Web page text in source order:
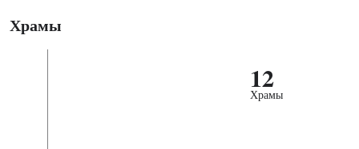
Храмы
12
Храмы